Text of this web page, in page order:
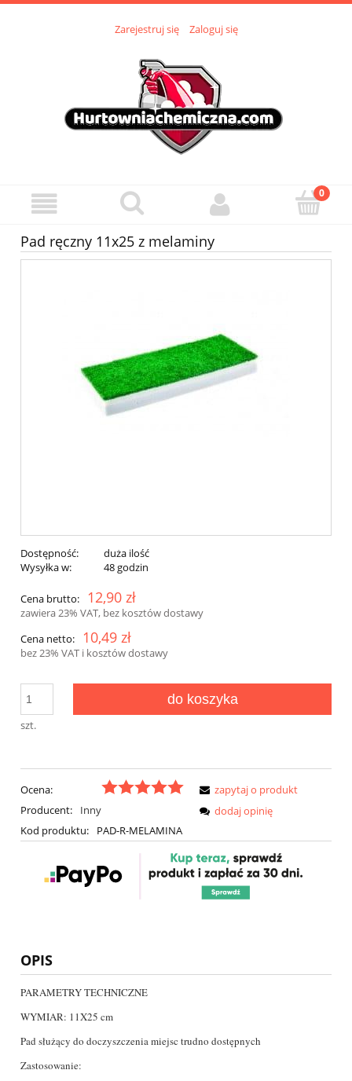
Zarejestruj się Zaloguj się
Pad ręczny 11x25 z melaminy
Dostępność:
duża ilość
Wysyłka w:
48 godzin
Cena brutto: 12,90 zł
zawiera 23% VAT, bez kosztów dostawy
Cena netto:
10,49 zł
bez 23% VAT i kosztów dostawy
szt.
do koszyka
Ocena:
Producent:
Inny
Kod produktu:
PAD-R-MELAMINA
zapytaj o produkt
dodaj opinię
OPIS
PARAMETRY TECHNICZNE
WYMIAR: 11X25 cm
Pad służący do doczyszczenia miejsc trudno dostępnych
Zastosowanie: